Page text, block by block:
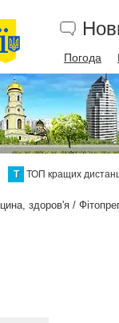
Погода
Т ТОП кращих
здоров'я